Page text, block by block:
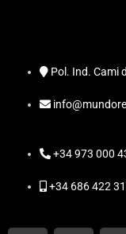
Pol. Ind. Cami
+34 973 000
+34 686 422